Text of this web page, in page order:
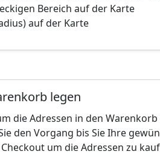
Bereich auf der Karte
auf der Karte
legen
die Adressen in den Warenkorb
den Vorgang bis Sie Ihre
um die Adressen zu